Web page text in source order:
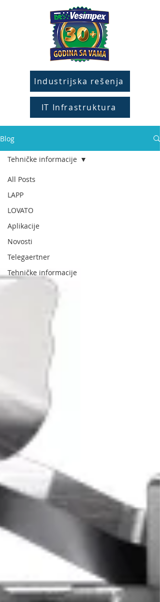
Industrijska rešenja
IT Infrastruktura
Blog
All Posts
LAPP
LOVATO
Aplikacije
Novosti
Telegaertner
Tehničke informacije
Tehničke informacije